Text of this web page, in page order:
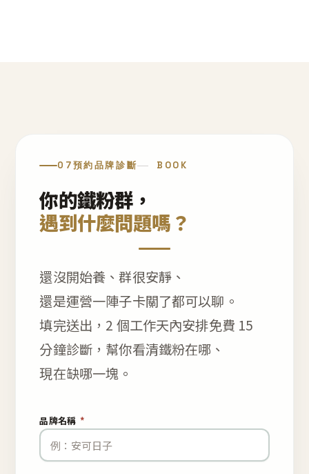
07預約品牌診斷 BOOK
你的鐵粉群，
遇到什麼問題嗎？
還沒開始養、群很安靜、
還是運營一陣子卡關了都可以聊。
填完送出，2 個工作天內安排免費 15
分鐘診斷，幫你看清鐵粉在哪、
現在缺哪一塊。
品牌名稱 *